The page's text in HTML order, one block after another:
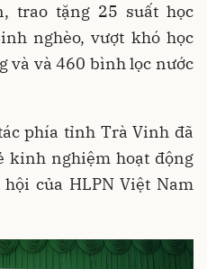
trao tặng 25 suất học
nghèo, vượt khó học
và và 460 bình lọc nước
phía tỉnh Trà Vinh đã
kinh nghiệm hoạt động
của HLPN Việt Nam